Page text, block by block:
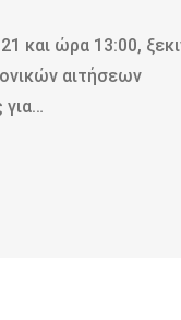
και ώρα 13:00,
αιτήσεων